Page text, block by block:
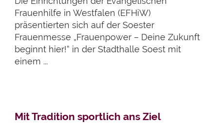
Frauenhilfe in Westfalen (EFHiW)
präsentierten sich auf der Soester
Frauenmesse „Frauenpower – Deine Zukunft
beginnt hier!“ in der Stadthalle Soest mit
einem ...
Artikel lesen
Mit Tradition sportlich ans Ziel